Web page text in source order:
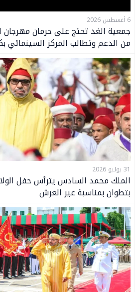
6 أغسطس 2026
جمعية الغد تحتج على حرمان مهرجان
من الدعم وتطالب المركز السينمائي
31 يوليو 2026
الملك محمد السادس يترأس حفل
بتطوان بمناسبة عير العرش